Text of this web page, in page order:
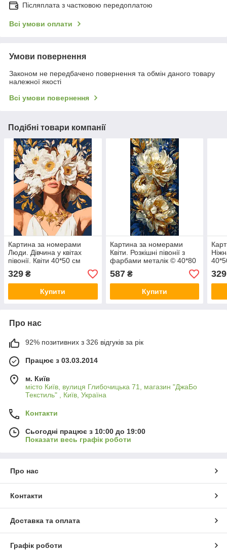
Післяплата з частковою передоплатою
Всі умови оплати
Умови повернення
Законом не передбачено повернення та обмін даного товару
належної якості
Всі умови повернення
Подібні товари компанії
Картина за номерами
Люди. Дівчина у квітах
півонії. Квіти 40*50 см
Орігамі LW 30301
329 ₴
Купити
Картина за номерами
Квіти. Розкішні півонії з
фарбами металік © 40*80
см Орігамі LW 5181
587₴
Купити
329
Про нас
92% позитивних з 326 відгуків за рік
Працює з 03.03.2014
м. Київ
місто Київ, вулиця Глибочицька 71, магазин "ДжаБо
Текстиль" , Київ, Україна
Контакти
Сьогодні працює з 10:00 до 19:00
Показати весь графік роботи
Про нас
Контакти
Доставка та оплата
Графік роботи